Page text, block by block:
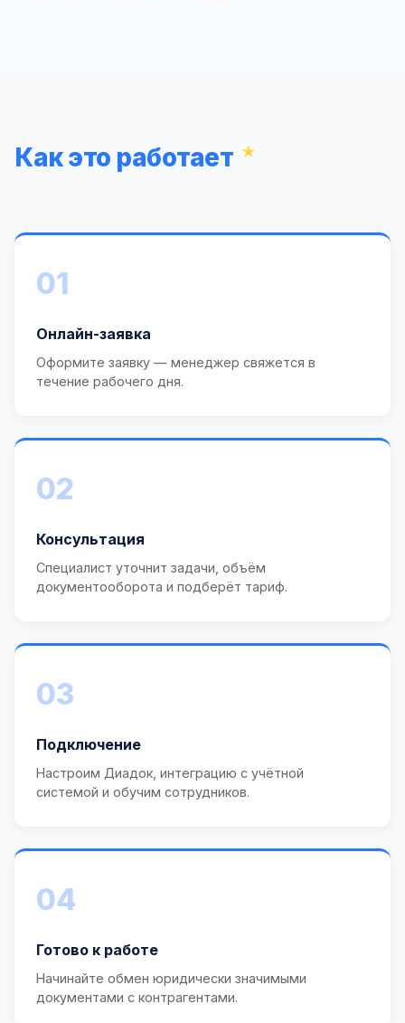
Как это работает
01
Онлайн-заявка
Оформите заявку — менеджер свяжется в
течение рабочего дня.
02
Консультация
Специалист уточнит задачи, объём
документооборота и подберёт тариф.
03
Подключение
Настроим Диадок, интеграцию с учётной
системой и обучим сотрудников.
04
Готово к работе
Начинайте обмен юридически значимыми
документами с контрагентами.